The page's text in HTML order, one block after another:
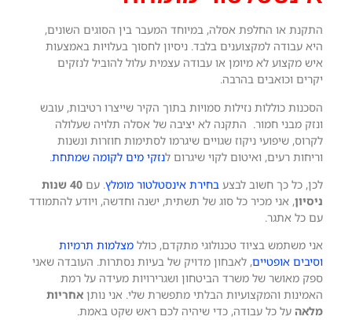
התקנת או החלפת אסלה, במיוחד המעבר בין הסוגים השונים,
היא עבודה למקצוענים בלבד. ניסיון לחסוך בעלויות באמצעות
איש מקצוע לא מיומן או עבודה עצמית עלול להוביל לנזקים
יקרים וכואבים בהרבה.
הסכנות כוללות נזילות סמויות בתוך הקיר שייצרו רטיבות, עובש
ונזק מבני חמור. התקנה לא יציבה של אסלה תלויה שעלולה
לקרוס, שיפועי ניקוז שגויים שיגרמו לסתימות חוזרות ונשנות
וריחות רעים, ואיטום לקוי שיגרום לנזקי מים לקומה שמתחת.
לכן, כל כך חשוב לבצע בחירת אינסטלטור מומלץ. עם
40 שנות
ניסיון, אני מכיר כל סוג של תשתית, ישנה וחדשה, ויודע להתמודד
עם כל אתגר.
אני משתמש בציוד טכנולוגי מתקדם, כולל מצלמות תרמיות
וסיבים אופטיים, לאבחון מדויק של בעיות נסתרות. העובדה שאני
ספק מאושר של משרד הביטחון ושגרירויות מעידה על רמת
האמינות והמקצועיות הבלתי מתפשרת שלי. אני נותן אחריות
מלאהעל כל עבודה, כדי שיהיה לכם ראש שקט באמת.